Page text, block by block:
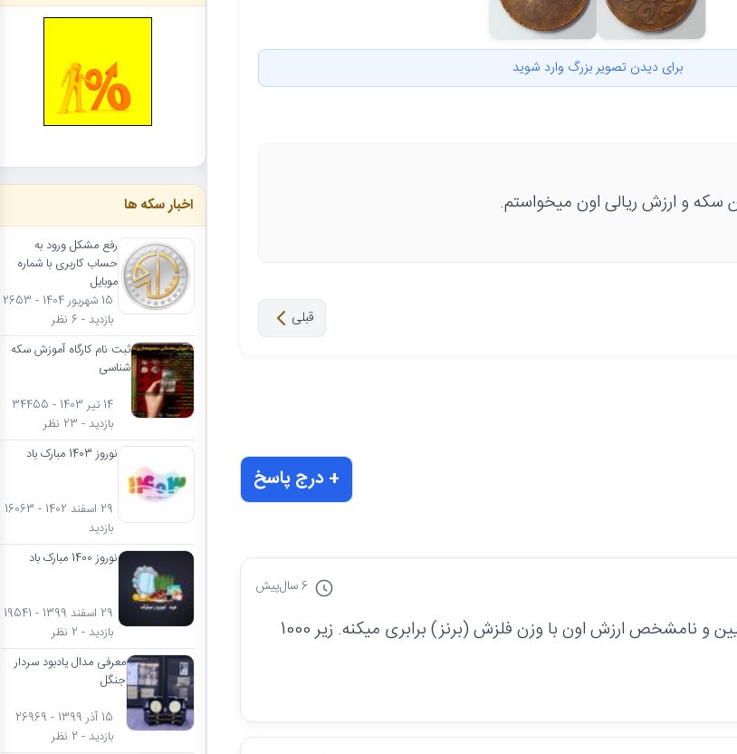
برای دیدن تصویر بزرگ وارد شوید
سکه و ارزش ریالی اون میخواستم.
قبلی
+ درج پاسخ
6 سال پیش
سلام ، با این کیفیت پایین و نامشخص ارزش اون با وزن فلزش (برنز) برابری میکنه. زیر 1000
اخبار سکه ها
رفع مشکل ورود به
حساب کاربری با شماره
موبایل
15 شهریور 1404 - 2653
بازدید - 6 نظر
ثبت نام کارگاه آموزش سکه
شناسی
14 تیر 1403 - 34455
بازدید - 23 نظر
نوروز 1403 مبارک باد
29 اسفند 1402 - 16063
بازدید
نوروز 1400 مبارک باد
29 اسفند 1399 - 19541
بازدید - 2 نظر
معرفی مدال یادبود سردار
جنگل
15 آذر 1399 - 26969
بازدید - 2 نظر